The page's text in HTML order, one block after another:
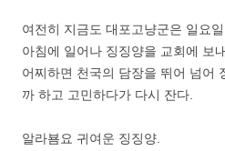
여전히 지금도 대포고냥군은 일요
아침에 일어나 징징양을 교회에 보
어찌하면 천국의 담장을 뛰어 넘어
까 하고 고민하다가 다시 잔다.
알라뵴요 귀여운 징징양.